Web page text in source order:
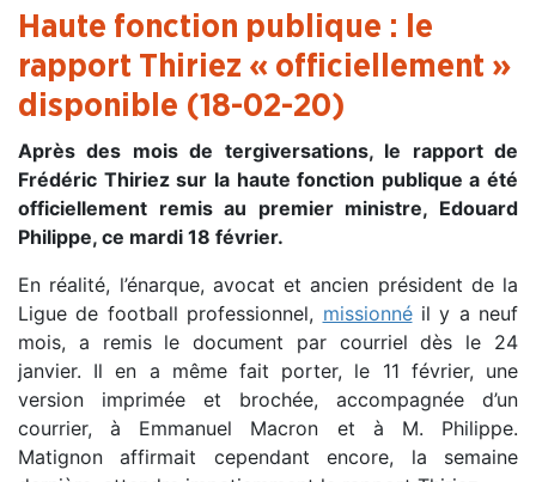
Haute fonction publique : le
rapport Thiriez « officiellement »
disponible (18-02-20)
Après des mois de tergiversations, le rapport de
Frédéric Thiriez sur la haute fonction publique a été
officiellement remis au premier ministre, Edouard
Philippe, ce mardi 18 février.
En réalité, l’énarque, avocat et ancien président de la
Ligue de football professionnel, missionnéil y a neuf
mois, a remis le document par courriel dès le 24
janvier. Il en a même fait porter, le 11 février, une
version imprimée et brochée, accompagnée d’un
courrier, à Emmanuel Macron et à M. Philippe.
Matignon affirmait cependant encore, la semaine